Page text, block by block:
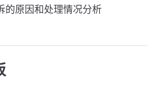
的原因和处理情况分析